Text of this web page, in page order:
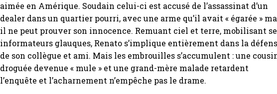
aimée en Amérique. Soudain celui-ci est accusé de l’assassinat d’un
dealer dans un quartier pourri, avec une arme qu’il avait « égarée »
il ne peut prouver son innocence. Remuant ciel et terre, mobilisant
informateurs glauques, Renato s’implique entièrement dans la
de son collègue et ami. Mais les embrouilles s’accumulent : une
droguée devenue « mule » et une grand-mère malade retardent
l’enquête et l’acharnement n’empêche pas le drame.